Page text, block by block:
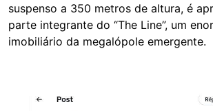
suspenso a 350 metros de altura, é
parte integrante do “The Line”, um
imobiliário da megalópole emergente.
Image